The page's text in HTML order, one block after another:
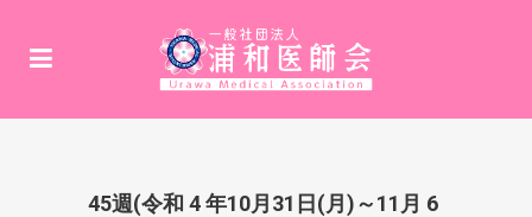
45週(令和 4 年10月31日(月)～11月 6